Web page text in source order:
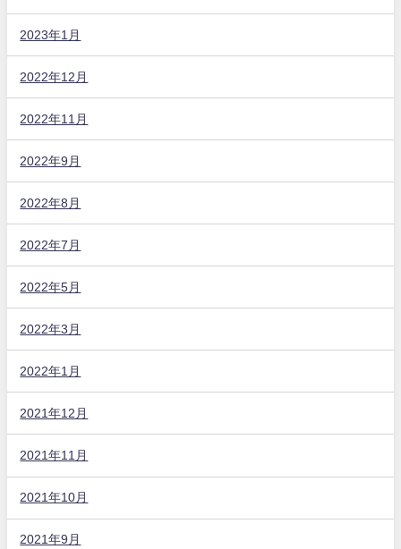
2023年1月
2022年12月
2022年11月
2022年9月
2022年8月
2022年7月
2022年5月
2022年3月
2022年1月
2021年12月
2021年11月
2021年10月
2021年9月